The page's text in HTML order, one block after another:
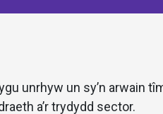
unrhyw un sy’n arwain
a’r trydydd sector.